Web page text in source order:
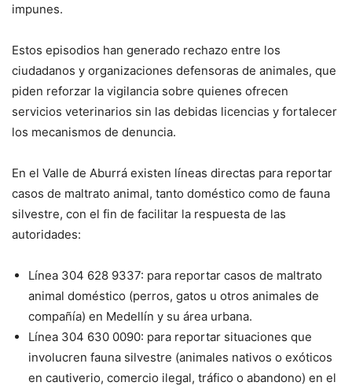
impunes.
Estos episodios han generado rechazo entre los
ciudadanos y organizaciones defensoras de animales, que
piden reforzar la vigilancia sobre quienes ofrecen
servicios veterinarios sin las debidas licencias y fortalecer
los mecanismos de denuncia.
En el Valle de Aburrá existen líneas directas para reportar
casos de maltrato animal, tanto doméstico como de fauna
silvestre, con el fin de facilitar la respuesta de las
autoridades:
Línea 304 628 9337: para reportar casos de maltrato
animal doméstico (perros, gatos u otros animales de
compañía) en Medellín y su área urbana.
Línea 304 630 0090: para reportar situaciones que
involucren fauna silvestre (animales nativos o exóticos
en cautiverio, comercio ilegal, tráfico o abandono) en el